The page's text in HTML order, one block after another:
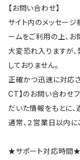
【お問い合わせ】
サイト内のメッセー
ームをご利用の上、お
大変恐れ入りますが
しておりません。
正確かつ迅速に対応
CT】のお問い合わせ
だいた情報をもとに
通常、２営業日以内に
★サポート対応時間★